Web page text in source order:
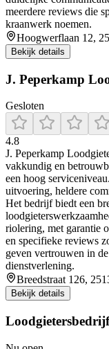
meerdere reviews die
kraanwerk noemen.
Hoogwerflaan 12,
Bekijk details
J. Peperkamp
Gesloten
4.8
J. Peperkamp
vakkundig en
een hoog
uitvoering, heldere
Het bedrijf biedt een
riolering, met garantie
en specifieke reviews
geven vertrouwen in
dienstverlening.
Breedstraat 126,
Bekijk details